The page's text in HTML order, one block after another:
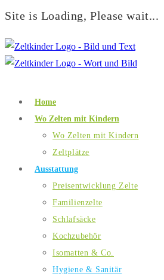
Site is Loading, Please wait...
Home
Wo Zelten mit Kindern
Wo Zelten mit Kindern
Zeltplätze
Ausstattung
Preisentwicklung Zelte
Familienzelte
Schlafsäcke
Kochzubehör
Isomatten & Co.
Hygiene & Sanitär